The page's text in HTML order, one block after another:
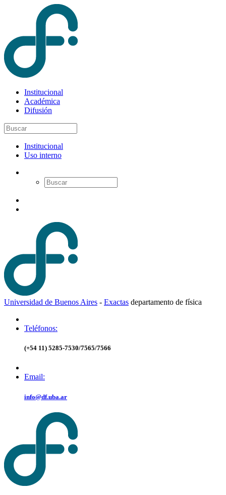
Institucional
Académica
Difusión
Institucional
Uso interno
Universidad de Buenos Aires - Exactas departamento de física
Teléfonos:
(+54 11) 5285-7530/7565/7566
Email:
info@df.uba.ar